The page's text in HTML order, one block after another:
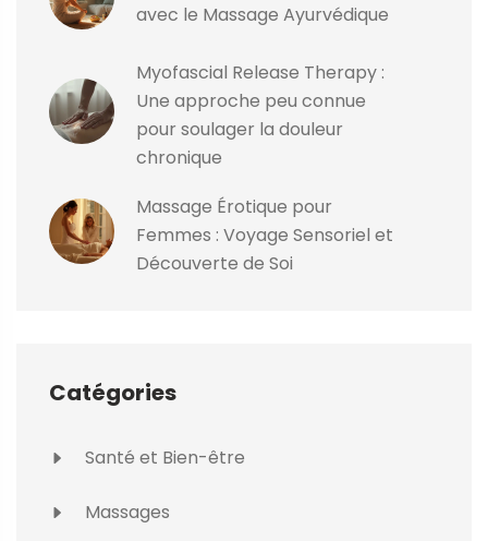
avec le Massage Ayurvédique
Myofascial Release Therapy :
Une approche peu connue
pour soulager la douleur
chronique
Massage Érotique pour
Femmes : Voyage Sensoriel et
Découverte de Soi
Catégories
Santé et Bien-être
Massages